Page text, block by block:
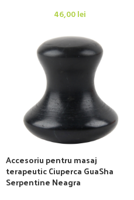
46,00lei
Accesoriu pentru masaj
terapeutic Ciuperca GuaSha
Serpentine Neagra